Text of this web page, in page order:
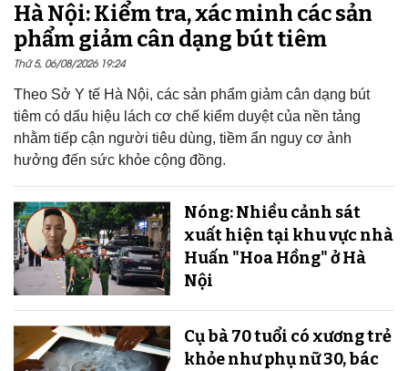
Hà Nội: Kiểm tra, xác minh các sản
phẩm giảm cân dạng bút tiêm
Thứ 5, 06/08/2026 19:24
Theo Sở Y tế Hà Nội, các sản phẩm giảm cân dạng bút
tiêm có dấu hiệu lách cơ chế kiểm duyệt của nền tảng
nhằm tiếp cận người tiêu dùng, tiềm ẩn nguy cơ ảnh
hưởng đến sức khỏe cộng đồng.
Nóng: Nhiều cảnh sát
xuất hiện tại khu vực nhà
Huấn "Hoa Hồng" ở Hà
Nội
Cụ bà 70 tuổi có xương trẻ
khỏe như phụ nữ 30, bác